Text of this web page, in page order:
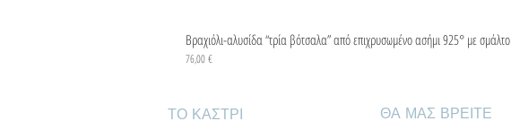
Βραχιόλι-αλυσίδα “τρία βότσαλα” από επιχρυσωμένο ασήμι 925° με σμάλτο
Τιμή
76,00 €
ΤΟ ΚΑΣΤΡΙ ΘΑ ΜΑΣ ΒΡΕΙΤΕ